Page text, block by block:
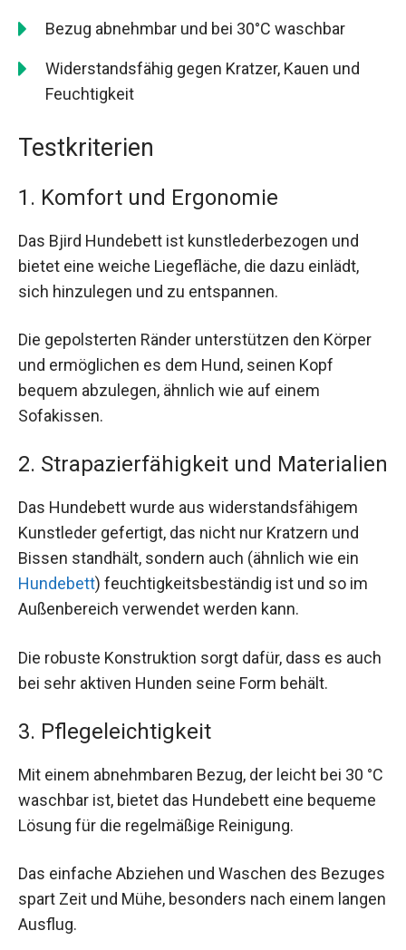
Bezug abnehmbar und bei 30°C waschbar
Widerstandsfähig gegen Kratzer, Kauen und
Feuchtigkeit
Testkriterien
1. Komfort und Ergonomie
Das Bjird Hundebett ist kunstlederbezogen und
bietet eine weiche Liegefläche, die dazu einlädt,
sich hinzulegen und zu entspannen.
Die gepolsterten Ränder unterstützen den Körper
und ermöglichen es dem Hund, seinen Kopf
bequem abzulegen, ähnlich wie auf einem
Sofakissen.
2. Strapazierfähigkeit und Materialien
Das Hundebett wurde aus widerstandsfähigem
Kunstleder gefertigt, das nicht nur Kratzern und
Bissen standhält, sondern auch (ähnlich wie ein
Hundebett) feuchtigkeitsbeständig ist und so im
Außenbereich verwendet werden kann.
Die robuste Konstruktion sorgt dafür, dass es auch
bei sehr aktiven Hunden seine Form behält.
3. Pflegeleichtigkeit
Mit einem abnehmbaren Bezug, der leicht bei 30 °C
waschbar ist, bietet das Hundebett eine bequeme
Lösung für die regelmäßige Reinigung.
Das einfache Abziehen und Waschen des Bezuges
spart Zeit und Mühe, besonders nach einem langen
Ausflug.